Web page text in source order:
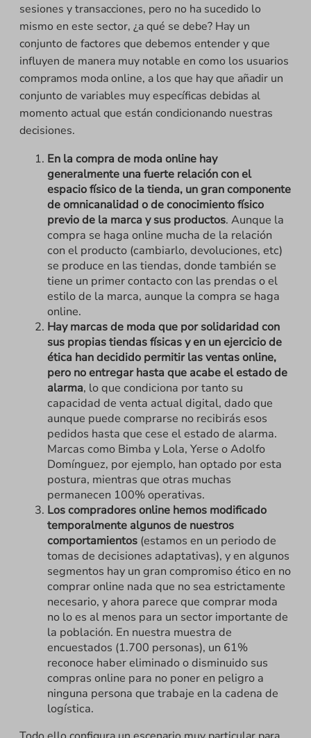
sesiones y transacciones, pero no ha sucedido lo
mismo en este sector, ¿a qué se debe? Hay un
conjunto de factores que debemos entender y que
influyen de manera muy notable en como los usuarios
compramos moda online, a los que hay que añadir un
conjunto de variables muy específicas debidas al
momento actual que están condicionando nuestras
decisiones.
En la compra de moda online hay
generalmente una fuerte relación con el
espacio físico de la tienda, un gran componente
de omnicanalidad o de conocimiento físico
previo de la marca y sus productos. Aunque la
compra se haga online mucha de la relación
con el producto (cambiarlo, devoluciones, etc)
se produce en las tiendas, donde también se
tiene un primer contacto con las prendas o el
estilo de la marca, aunque la compra se haga
online.
Hay marcas de moda que por solidaridad con
sus propias tiendas físicas y en un ejercicio de
ética han decidido permitir las ventas online,
pero no entregar hasta que acabe el estado de
alarma, lo que condiciona por tanto su
capacidad de venta actual digital, dado que
aunque puede comprarse no recibirás esos
pedidos hasta que cese el estado de alarma.
Marcas como Bimba y Lola, Yerse o Adolfo
Domínguez, por ejemplo, han optado por esta
postura, mientras que otras muchas
permanecen 100% operativas.
Los compradores online hemos modificado
temporalmente algunos de nuestros
comportamientos (estamos en un periodo de
tomas de decisiones adaptativas), y en algunos
segmentos hay un gran compromiso ético en no
comprar online nada que no sea estrictamente
necesario, y ahora parece que comprar moda
no lo es al menos para un sector importante de
la población. En nuestra muestra de
encuestados (1.700 personas), un 61%
reconoce haber eliminado o disminuido sus
compras online para no poner en peligro a
ninguna persona que trabaje en la cadena de
logística.